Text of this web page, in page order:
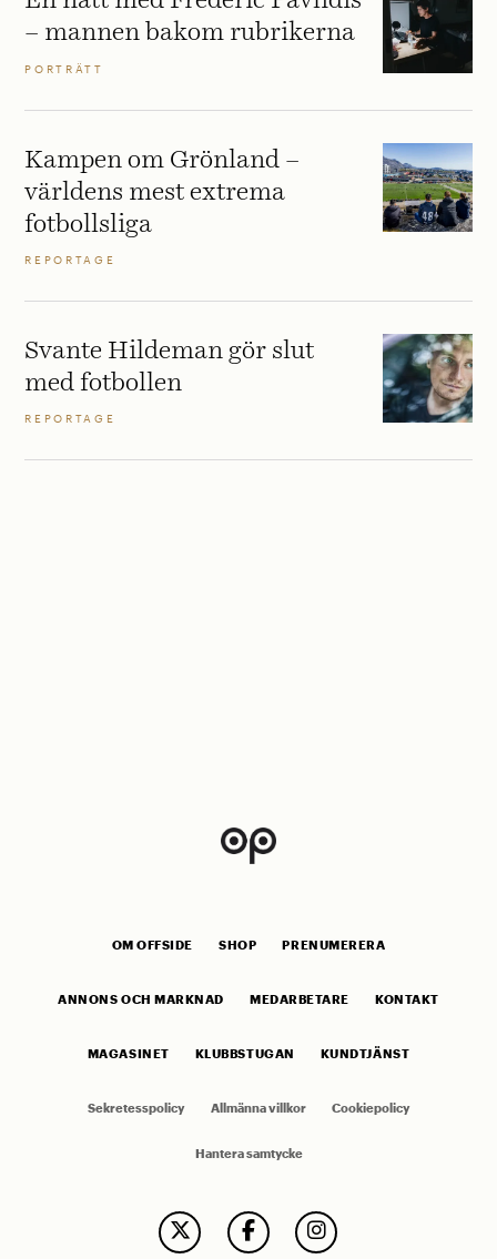
– mannen bakom rubrikerna
PORTRÄTT
Kampen om Grönland –
världens mest extrema
fotbollsliga
REPORTAGE
Svante Hildeman gör slut
med fotbollen
REPORTAGE
OM OFFSIDE SHOP PRENUMERERA
ANNONS OCH MARKNAD MEDARBETARE KONTAKT
MAGASINET KLUBBSTUGAN KUNDTJÄNST
Sekretesspolicy Allmänna villkor Cookiepolicy
Hantera samtycke